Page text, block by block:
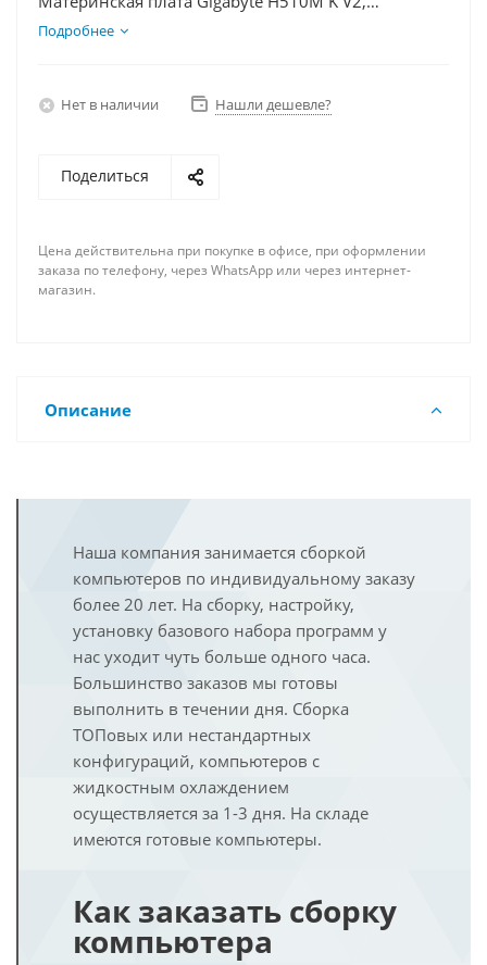
Видеокарта RX 6500XT 4Гб, Память DDR4 32Gb,
Подробнее
Нет в наличии Нашли дешевле?
Поделиться
Цена действительна при покупке в офисе, при оформлении
заказа по телефону, через WhatsApp или через интернет-
магазин.
Описание
Наша компания занимается сборкой
компьютеров по индивидуальному заказу
более 20 лет. На сборку, настройку,
установку базового набора программ у
нас уходит чуть больше одного часа.
Большинство заказов мы готовы
выполнить в течении дня. Сборка
ТОПовых или нестандартных
конфигураций, компьютеров с
жидкостным охлаждением
осуществляется за 1-3 дня. На складе
имеются готовые компьютеры.
Как заказать сборку
компьютера